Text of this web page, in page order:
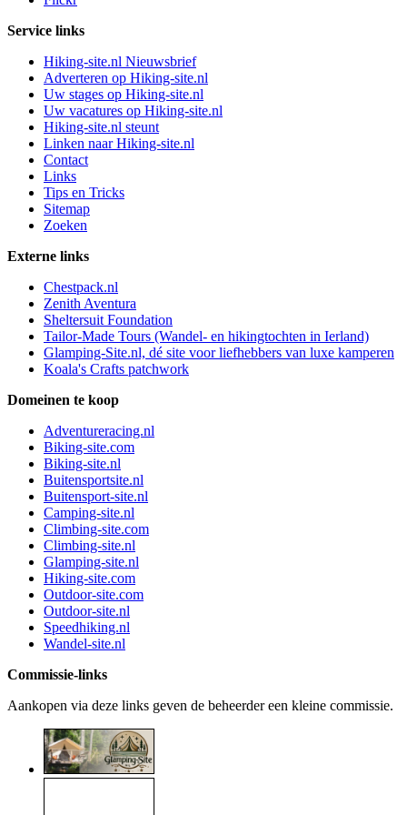
Service links
Hiking-site.nl Nieuwsbrief
Adverteren op Hiking-site.nl
Uw stages op Hiking-site.nl
Uw vacatures op Hiking-site.nl
Hiking-site.nl steunt
Linken naar Hiking-site.nl
Contact
Links
Tips en Tricks
Sitemap
Zoeken
Externe links
Chestpack.nl
Zenith Aventura
Sheltersuit Foundation
Tailor-Made Tours (Wandel- en hikingtochten in Ierland)
Glamping-Site.nl, dé site voor liefhebbers van luxe kamperen
Koala's Crafts patchwork
Domeinen te koop
Adventureracing.nl
Biking-site.com
Biking-site.nl
Buitensportsite.nl
Buitensport-site.nl
Camping-site.nl
Climbing-site.com
Climbing-site.nl
Glamping-site.nl
Hiking-site.com
Outdoor-site.com
Outdoor-site.nl
Speedhiking.nl
Wandel-site.nl
Commissie-links
Aankopen via deze links geven de beheerder een kleine commissie.